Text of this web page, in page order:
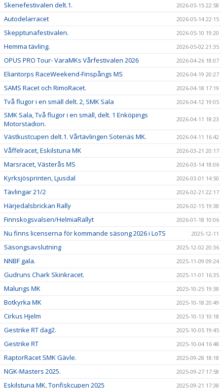
Skenefestivalen delt.1. 2026-05-15 22:58
Autodelarracet 2026-05-14 22:15
Skepptunafestivalen. 2026-05-10 19:20
Hemma tävling. 2026-05-02 21:35
OPUS PRO Tour- VaraMKs Vårfestivalen 2026 2026-04-26 18:07
Eliantorps RaceWeekend-Finspångs MS 2026-04-19 20:27
SAMS Racet och RimoRacet. 2026-04-18 17:19
Två flugor i en smäll delt. 2, SMK Sala 2026-04-12 19:05
SMK Sala, Två flugor i en smäll, delt. 1 Enköpings
Motorstadion.
2026-04-11 18:23
Västkustcupen delt.1. Vårtävlingen Sotenäs MK. 2026-04-11 16:42
Våffelracet, Eskilstuna MK 2026-03-21 20:17
Marsracet, Västerås MS 2026-03-14 18:06
Kyrksjösprinten, Ljusdal 2026-03-01 14:50
Tävlingar 21/2 2026-02-21 22:17
Härjedalsbrickan Rally 2026-02-15 19:38
Finnskogsvalsen/HelmiaRallyt 2026-01-18 10:06
Nu finns licenserna för kommande säsong 2026 i LoTS 2025-12-11
Säsongsavslutning 2025-12-02 20:36
NNBF gala. 2025-11-09 09:24
Gudruns Chark Skinkracet. 2025-11-01 16:35
Malungs MK 2025-10-25 19:38
Botkyrka MK 2025-10-18 20:49
Cirkus Hjelm 2025-10-13 10:18
Gestrike RT dag2. 2025-10-05 19:45
Gestrike RT 2025-10-04 16:48
RaptorRacet SMK Gävle. 2025-09-28 18:18
NGK-Masters 2025. 2025-09-27 17:58
Eskilstuna MK, Tonfiskcupen 2025 2025-09-21 17:38